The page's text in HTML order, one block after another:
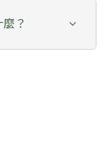
？